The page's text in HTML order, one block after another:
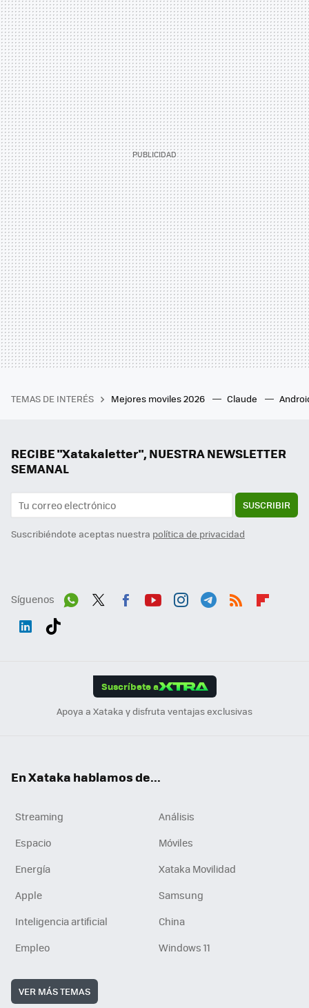
TEMAS DE INTERÉS Mejores moviles 2026 Claude
RECIBE "Xatakaletter", NUESTRA NEWSLETTER
SEMANAL
SUSCRIBIR
Suscribiéndote aceptas nuestra política de privacidad
Síguenos
Suscríbete a
Apoya a Xataka y disfruta ventajas exclusivas
En Xataka hablamos de...
Streaming
Análisis
Espacio
Móviles
Energía
Xataka Movilidad
Apple
Samsung
Inteligencia artificial
China
Empleo
Windows 11
VER MÁS TEMAS